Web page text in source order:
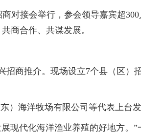
对接会举行，参会领导嘉宾超
商合作、共谋发展。
商推介。现场设立7个县（区）
海洋牧场有限公司等代表上台发
代化海洋渔业养殖的好地方。”